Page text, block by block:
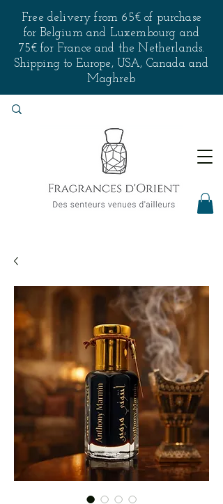
Free delivery from 65€ of purchase
for Belgium and Luxembourg and
75€ for France and the Netherlands.
Shipping to Europe, USA, Canada and
Maghreb